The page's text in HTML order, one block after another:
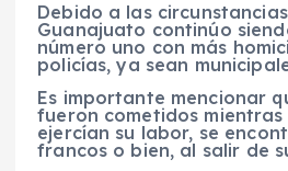
Debido a las
Guanajuato continúo
número uno con más
policías, ya sean
Es importante mencionar
fueron cometidos
ejercían su labor, se
francos o bien, al salir de